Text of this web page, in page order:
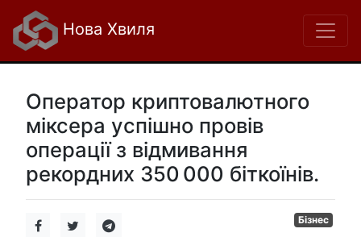
Нова Хвиля
Оператор криптовалютного
міксера успішно провів
операції з відмивання
рекордних 350 000 біткоїнів.
Бізнес